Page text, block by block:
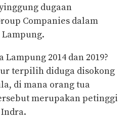
dugaan
Companies dalam
2014 dan 2019?
terpilih diduga disokong
di mana orang tua
merupakan petinggi
Indra.